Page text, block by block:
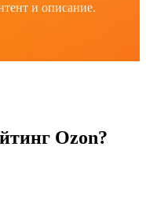
и описание.
Ozon?